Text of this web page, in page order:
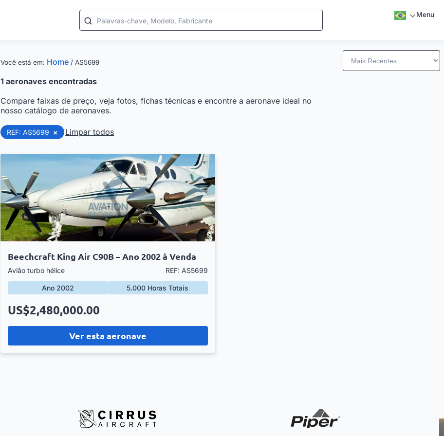
Palavras-chave, Modelo, Fabricante
Menu
Você está em: Home /AS5699
1 aeronaves encontradas
Compare faixas de preço, veja fotos, fichas técnicas e encontre a aeronave ideal no
nosso catálogo de aeronaves.
REF: AS5699 × Limpar todos
Beechcraft King Air C90B – Ano 2002 à Venda
Avião turbo hélice REF: AS5699
Ano 2002 5.000 Horas Totais
Ver esta aeronave
US$2,480,000.00